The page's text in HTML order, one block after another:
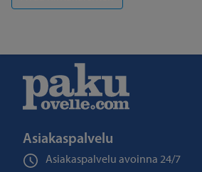
Asiakaspalvelu
Asiakaspalvelu avoinna 24/7